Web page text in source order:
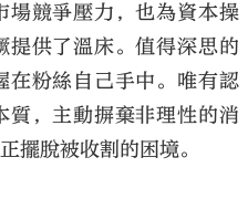
場競爭壓力，也為資本操
提供了溫床。值得深思的
在粉絲自己手中。唯有認
質，主動摒棄非理性的消
擺脫被收割的困境。